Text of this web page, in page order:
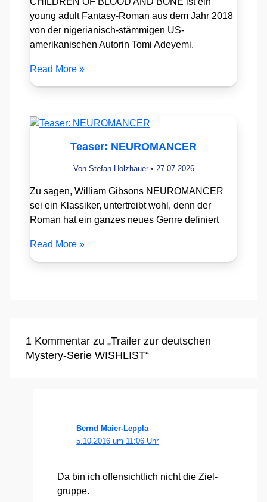
young adult Fantasy-Roman aus dem Jahr 2018
von der nigerianisch-stämmigen US-
amerikanischen Autorin Tomi Adeyemi.
Read More »
Teaser: NEUROMANCER
Von Stefan Holzhauer • 27.07.2026
Zu sagen, William Gibsons NEUROMANCER
sei ein Klassiker, untertreibt wohl, denn der
Roman hat ein ganzes neues Genre definiert
Read More »
1 Kommentar zu „Trailer zur deutschen
Mystery-Serie WISHLIST“
Bernd Maier-Leppla
5.10.2016 um 11:06 Uhr
Da bin ich offen­sicht­lich nicht die Ziel­
grup­pe.